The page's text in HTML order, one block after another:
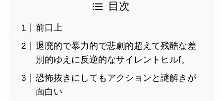
目次
前口上
退廃的で暴力的で悲劇的超えて残酷な差
別的ゆえに反逆的なサイレントヒルf。
恐怖抜きにしてもアクションと謎解きが
面白い